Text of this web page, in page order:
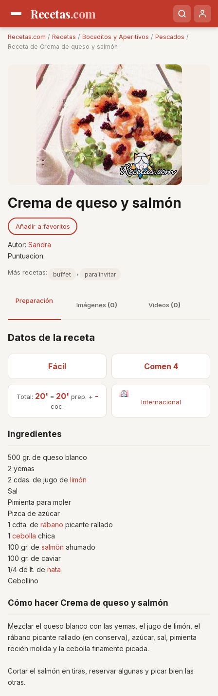
Recetas.com
Recetas.com / Recetas / Bocaditos y Aperitivos / Pescados /
Receta de Crema de queso y salmón
Crema de queso y salmón
Añadir a favoritos
Autor: Sandra
Puntuacíon:
Más recetas: buffet , para invitar
Preparación
Imágenes (0) Videos (0)
Datos de la receta
Fácil Comen 4
Total: 20' = 20' prep. + -
coc.
Internacional
Ingredientes
500 gr. de queso blanco
2 yemas
2 cdas. de jugo de limón
Sal
Pimienta para moler
Pizca de azúcar
1 cdta. de rábano picante rallado
1 cebolla chica
100 gr. de salmón ahumado
100 gr. de caviar
1/4 de lt. de nata
Cebollino
Cómo hacer Crema de queso y salmón
Mezclar el queso blanco con las yemas, el jugo de limón, el
rábano picante rallado (en conserva), azúcar, sal, pimienta
recién molida y la cebolla finamente picada.
Cortar el salmón en tiras, reservar algunas y picar bien las
otras.